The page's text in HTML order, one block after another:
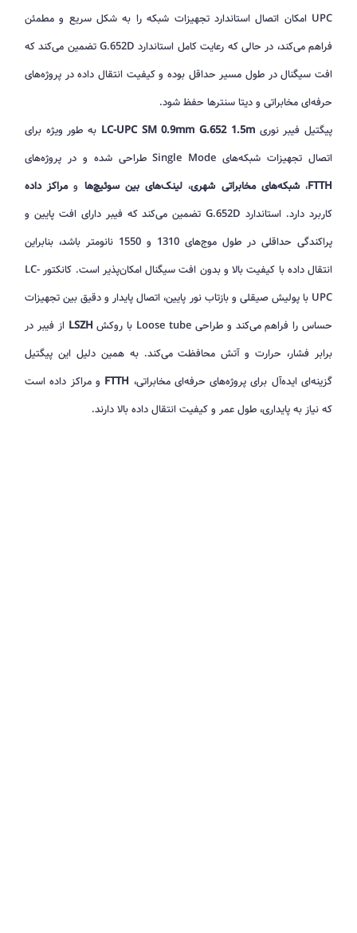
UPC امکان اتصال استاندارد تجهیزات شبکه را به شکل سریع و مطمئن
فراهم می‌کند، در حالی که رعایت کامل استاندارد G.652D تضمین می‌کند که
افت سیگنال در طول مسیر حداقل بوده و کیفیت انتقال داده در پروژه‌های
حرفه‌ای مخابراتی و دیتا سنترها حفظ شود.
پیگتیل فیبر نوریLC-UPC SM 0.9mm G.652 1.5m به طور ویژه برای
اتصال تجهیزات شبکه‌های Single Mode طراحی شده و در پروژه‌های
FTTH،شبکه‌های مخابراتی شهری، لینک‌های بین سوئیچ‌ها ومراکز داده
کاربرد دارد. استاندارد G.652D تضمین می‌کند که فیبر دارای افت پایین و
پراکندگی حداقلی در طول موج‌های 1310 و 1550 نانومتر باشد، بنابراین
انتقال داده با کیفیت بالا و بدون افت سیگنال امکان‌پذیر است. کانکتور LC-
UPC با پولیش صیقلی و بازتاب نور پایین، اتصال پایدار و دقیق بین تجهیزات
حساس را فراهم می‌کند و طراحی Loose tube با روکش
LSZH از فیبر در
برابر فشار، حرارت و آتش محافظت می‌کند. به همین دلیل این پیگتیل
گزینه‌ای ایده‌آل برای پروژه‌های حرفه‌ای مخابراتی، FTTH و مراکز داده است
که نیاز به پایداری، طول عمر و کیفیت انتقال داده بالا دارند.